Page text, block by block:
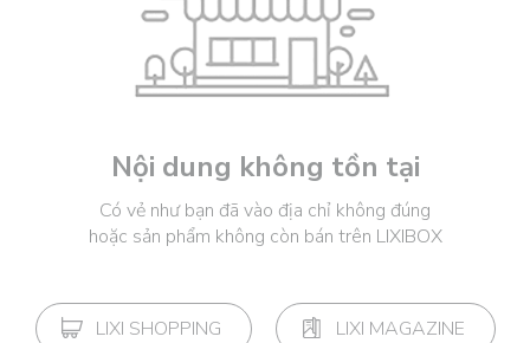
Nội dung không tồn tại
Có vẻ như bạn đã vào địa chỉ không đúng
hoặc sản phẩm không còn bán trên LIXIBOX
LIXI SHOPPING LIXI MAGAZINE